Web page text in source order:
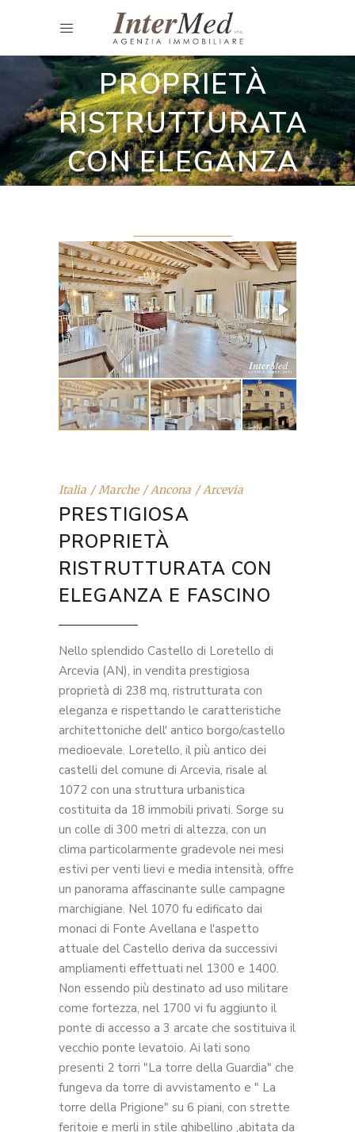
Casa/ Palazzo nel centro storico
PRESTIGIOSA
PROPRIETÀ
RISTRUTTURATA
CON ELEGANZA
Italia Marche Ancona Arcevia
PRESTIGIOSA
PROPRIETÀ
RISTRUTTURATA CON
ELEGANZA E FASCINO
Nello splendido Castello di Loretello di
Arcevia (AN), in vendita prestigiosa
proprietà di 238 mq, ristrutturata con
eleganza e rispettando le caratteristiche
architettoniche dell' antico borgo/castello
medioevale. Loretello, il più antico dei
castelli del comune di Arcevia, risale al
1072 con una struttura urbanistica
costituita da 18 immobili privati. Sorge su
un colle di 300 metri di altezza, con un
clima particolarmente gradevole nei mesi
estivi per venti lievi e media intensità, offre
un panorama affascinante sulle campagne
marchigiane. Nel 1070 fu edificato dai
monaci di Fonte Avellana e l'aspetto
attuale del Castello deriva da successivi
ampliamenti effettuati nel 1300 e 1400.
Non essendo più destinato ad uso militare
come fortezza, nel 1700 vi fu aggiunto il
ponte di accesso a 3 arcate che sostituiva il
vecchio ponte levatoio. Ai lati sono
presenti 2 torri "La torre della Guardia" che
fungeva da torre di avvistamento e " La
torre della Prigione" su 6 piani, con strette
feritoie e merli in stile ghibellino ,abitata da